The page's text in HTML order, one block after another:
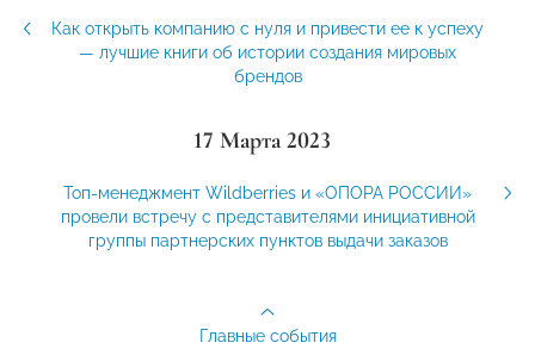
Как открыть компанию с нуля и привести ее к успеху
— лучшие книги об истории создания мировых
брендов
17 Марта 2023
Топ-менеджмент Wildberries и «ОПОРА РОССИИ»
провели встречу с представителями инициативной
группы партнерских пунктов выдачи заказов
Главные события